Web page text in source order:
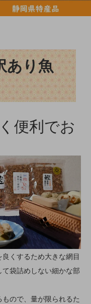
あり魚
便利でお
くするため大きな網目
袋詰めしない細かな部
ので、量が限られるた